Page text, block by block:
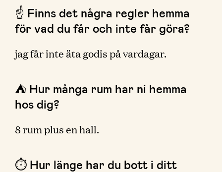
☝️ Finns det några regler hemma
för vad du får och inte får göra?
jag får inte äta godis på vardagar.
⛺️ Hur många rum har ni hemma
hos dig?
8 rum plus en hall.
⏱ Hur länge har du bott i ditt